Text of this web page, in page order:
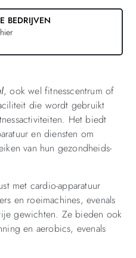
, ook wel fitnesscentrum of
die wordt gebruikt
Het biedt
en diensten om
van hun gezondheids-
met cardio-apparatuur
en roeimachines, evenals
gewichten. Ze bieden ook
en aerobics, evenals
BEDRIJVEN